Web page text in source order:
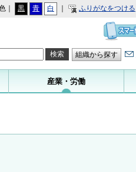
｜ 黒 青 白 ふりがなをつける
組織から探す
産業・労働